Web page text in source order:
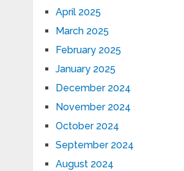
April 2025
March 2025
February 2025
January 2025
December 2024
November 2024
October 2024
September 2024
August 2024